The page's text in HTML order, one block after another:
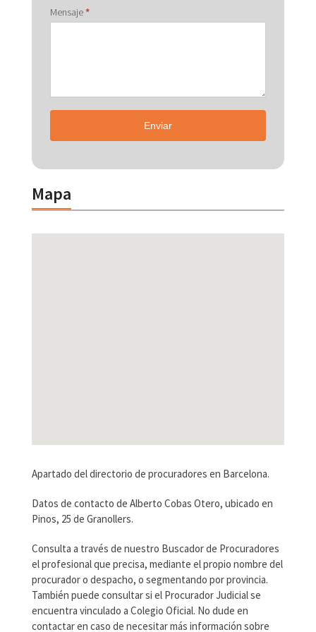
Mensaje*
Enviar
Mapa
Apartado del directorio de procuradores en Barcelona.
Datos de contacto de Alberto Cobas Otero, ubicado en
Pinos, 25 de Granollers.
Consulta a través de nuestro Buscador de Procuradores
el profesional que precisa, mediante el propio nombre del
procurador o despacho, o segmentando por provincia.
También puede consultar si el Procurador Judicial se
encuentra vinculado a Colegio Oficial. No dude en
contactar en caso de necesitar más información sobre